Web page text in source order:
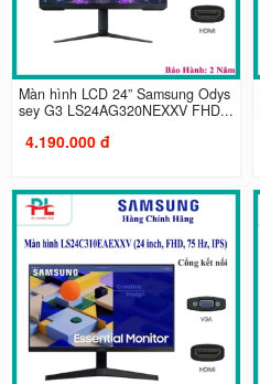
Màn hình LCD 24” Samsung Odys
sey G3 LS24AG320NEXXV FHD...
4.190.000 đ